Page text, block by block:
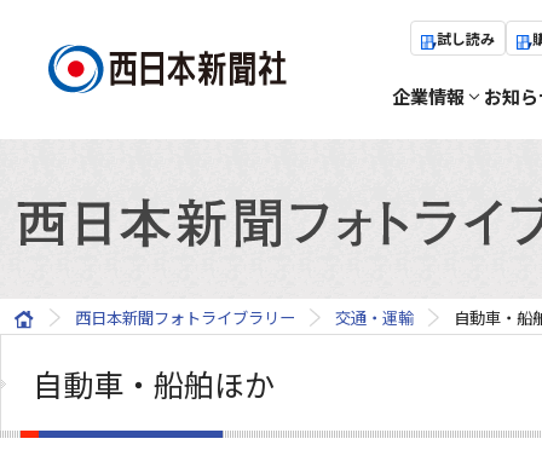
試し読み
企業情報 お知
西日本新聞フォトライブラリー 交通・運輸 自動車・船
自動車・船舶ほか